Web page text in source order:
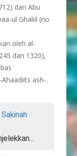
dari Abu
ul Ghaliil (no.
oleh al-
dan 1320),
Ahaadiits ash-
/